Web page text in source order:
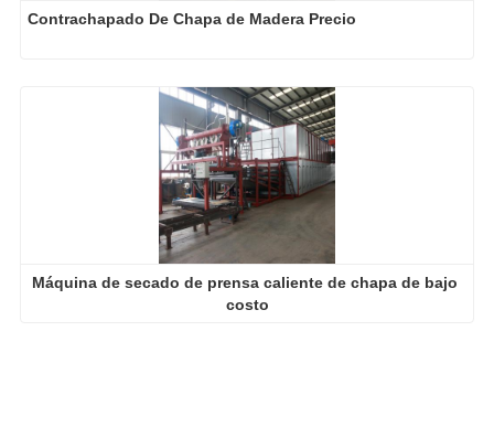
Contrachapado De Chapa de Madera Precio
Máquina de secado de prensa caliente de chapa de bajo
costo